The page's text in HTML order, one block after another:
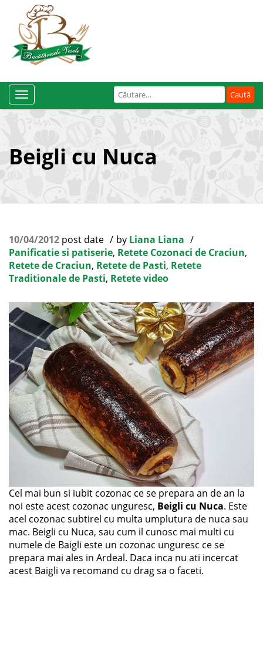
Caută
după:
Toggle
Navigation
Beigli cu Nuca
10/04/2012 post date by Liana Liana
Panificatie si patiserie, Retete Cozonaci de Craciun,
Retete de Craciun, Retete de Pasti, Retete
Traditionale de Pasti, Retete video
Cel mai bun si iubit cozonac ce se prepara an de an la
noi este acest cozonac unguresc, Beigli cu Nuca. Este
acel cozonac subtirel cu multa umplutura de nuca sau
mac. Beigli cu Nuca, sau cum il cunosc mai multi cu
numele de Baigli este un cozonac unguresc ce se
prepara mai ales in Ardeal. Daca inca nu ati incercat
acest Baigli va recomand cu drag sa o faceti.